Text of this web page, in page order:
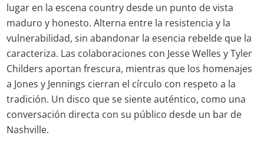
lugar en la escena country desde un punto de vista
maduro y honesto. Alterna entre la resistencia y la
vulnerabilidad, sin abandonar la esencia rebelde que la
caracteriza. Las colaboraciones con Jesse Welles y Tyler
Childers aportan frescura, mientras que los homenajes
a Jones y Jennings cierran el círculo con respeto a la
tradición. Un disco que se siente auténtico, como una
conversación directa con su público desde un bar de
Nashville.